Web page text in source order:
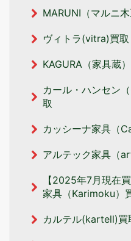
MARUNI（マルニ
ヴィトラ(vitra)買取
KAGURA（家具蔵
カール・ハンセン
取
カッシーナ家具（
アルテック家具（
【2025年7月現在
家具（Karimoku）
カルテル(kartell)買